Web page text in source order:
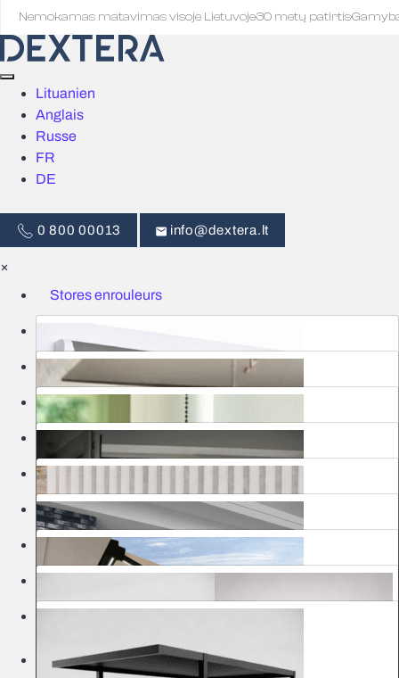
Nemokamas matavimas visoje Lietuvoje·30 metų patirtis·
Lituanien
Anglais
Russe
FR
DE
0 800 00013 info@dextera.lt
×
Stores enrouleurs
Stores à enroulement classiques
Commande intelligente
Stores enrouleurs motorisés MOTIONBLINDS
Moustiquaires
Moustiquaires fixes
Rideaux
Stores bannes
Pergolas